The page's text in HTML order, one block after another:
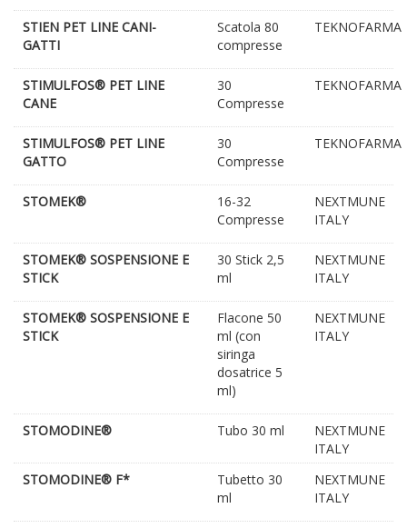
STIEN PET LINE CANI-
GATTI
Scatola 80
compresse
TEKNOFARMA
STIMULFOS® PET LINE
CANE
30
Compresse
TEKNOFARMA
STIMULFOS® PET LINE
GATTO
30
Compresse
TEKNOFARMA
STOMEK®
16-32
Compresse
NEXTMUNE
ITALY
STOMEK® SOSPENSIONE E
STICK
30 Stick 2,5
ml
NEXTMUNE
ITALY
STOMEK® SOSPENSIONE E
STICK
Flacone 50
ml (con
siringa
dosatrice 5
ml)
NEXTMUNE
ITALY
STOMODINE® Tubo 30 ml
NEXTMUNE
ITALY
STOMODINE® F*
Tubetto 30
ml
NEXTMUNE
ITALY